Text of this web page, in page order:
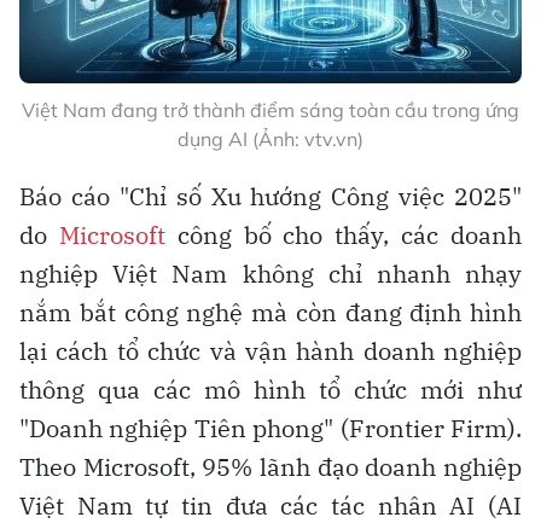
Việt Nam đang trở thành điểm sáng toàn cầu trong ứng
dụng AI (Ảnh: vtv.vn)
Báo cáo "Chỉ số Xu hướng Công việc 2025"
do Microsoft công bố cho thấy, các doanh
nghiệp Việt Nam không chỉ nhanh nhạy
nắm bắt công nghệ mà còn đang định hình
lại cách tổ chức và vận hành doanh nghiệp
thông qua các mô hình tổ chức mới như
"Doanh nghiệp Tiên phong" (Frontier Firm).
Theo Microsoft, 95% lãnh đạo doanh nghiệp
Việt Nam tự tin đưa các tác nhân AI (AI